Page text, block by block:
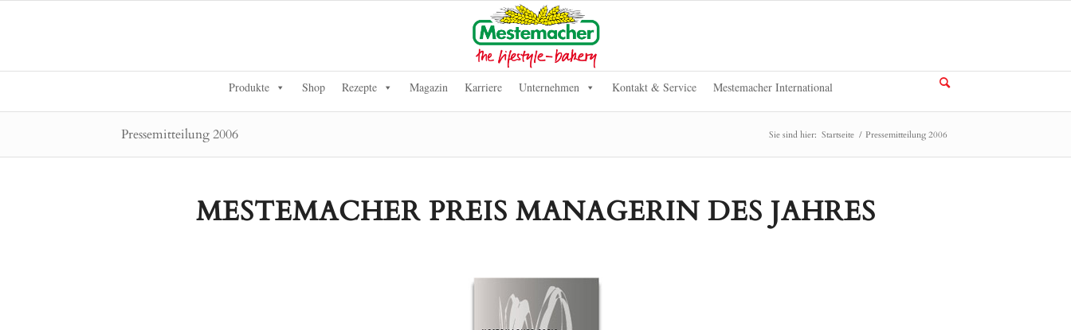
Produkte Shop Rezepte Magazin Karriere Unternehmen Kontakt & Service Mestemacher International
Pressemitteilung 2006 Sie sind hier: Startseite / Pressemitteilung 2006
MESTEMACHER PREIS MANAGERIN DES JAHRES